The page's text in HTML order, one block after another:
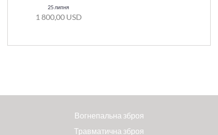
25 липня
1 800,00 USD
Вогнепальна зброя
Травматична зброя